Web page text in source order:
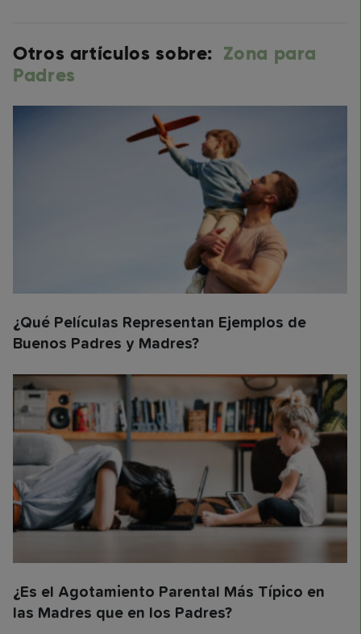
Otros artículos sobre: Zona para
Padres
¿Qué Películas Representan Ejemplos de
Buenos Padres y Madres?
¿Es el Agotamiento Parental Más Típico en
las Madres que en los Padres?